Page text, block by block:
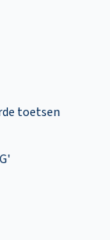
toetsen